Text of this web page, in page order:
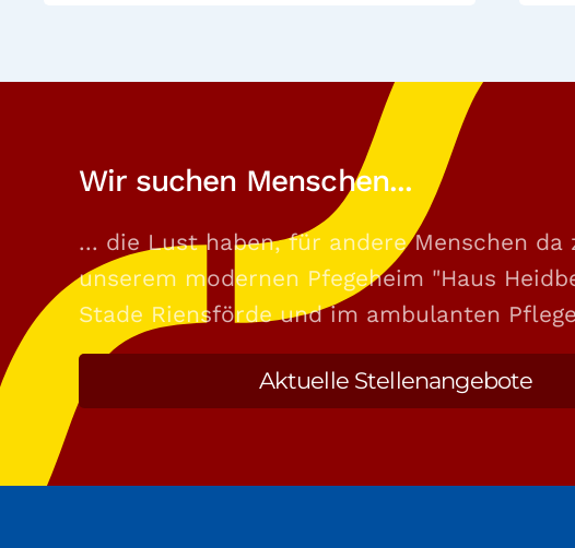
Wir suchen Menschen...
... die Lust haben, für andere Menschen da
unserem modernen Pfegeheim "Haus
Stade Riensförde und im ambulanten
Aktuelle Stellenangebote